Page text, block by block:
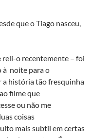
que o Tiago nasceu,
reli-o recentemente – foi
à noite para o
a história tão fresquinha
filme que
ou não me
coisas
mais subtil em certas